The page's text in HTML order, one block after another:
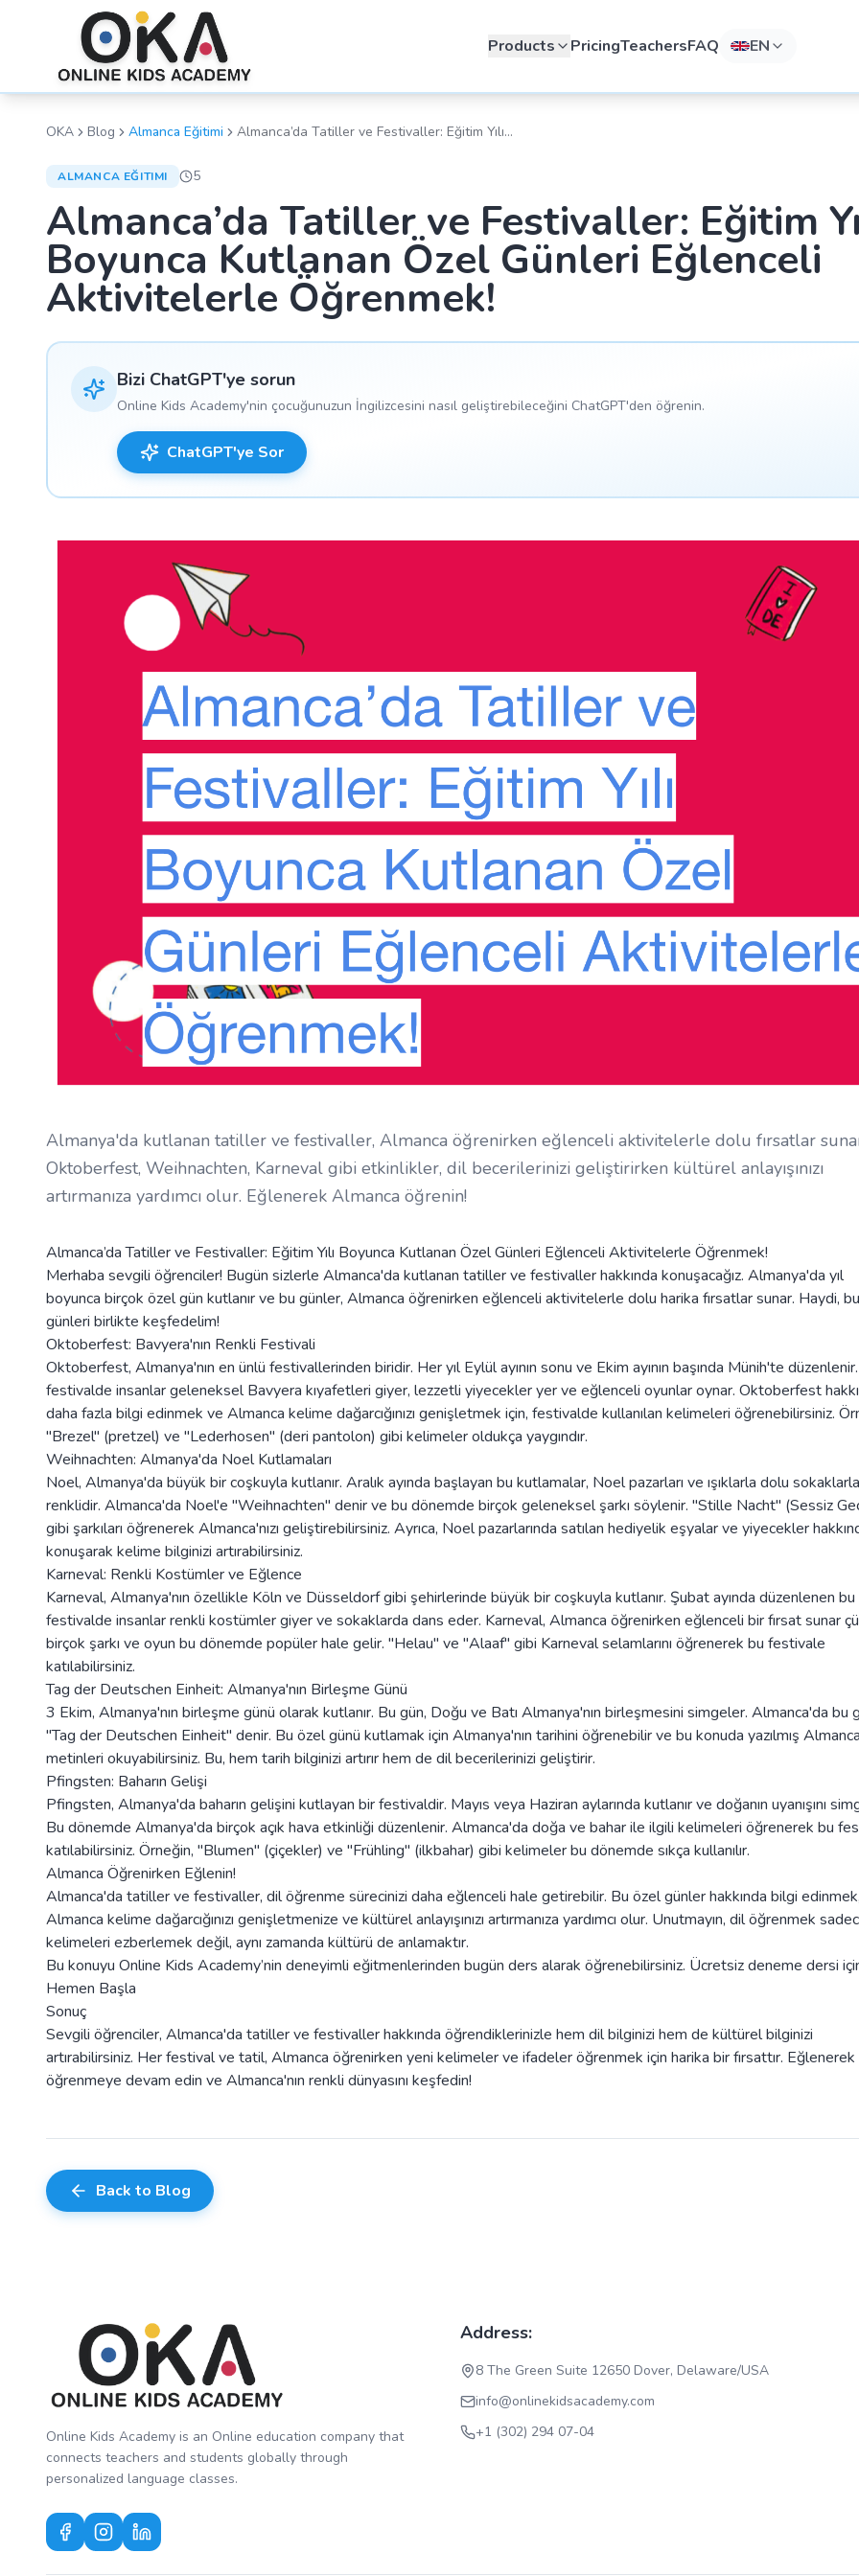
Products PricingTeachersFAQ EN
OKA Blog Almanca Eğitimi
Almanca’da Tatiller ve Festivaller: Eğitim Yılı
ALMANCA EĞITIMI 5
Almanca’da Tatiller ve Festivaller: Eğitim
Boyunca Kutlanan Özel Günleri Eğlenceli
Aktivitelerle Öğrenmek!
Bizi ChatGPT'ye sorun
Online Kids Academy'nin çocuğunuzun İngilizcesini nasıl geliştirebileceğini ChatGPT'den öğrenin.
ChatGPT'ye Sor
Almanya'da kutlanan tatiller ve festivaller, Almanca öğrenirken eğlenceli aktivitelerle dolu fırsatlar
Oktoberfest, Weihnachten, Karneval gibi etkinlikler, dil becerilerinizi geliştirirken kültürel anlayışınızı
artırmanıza yardımcı olur. Eğlenerek Almanca öğrenin!
Almanca’da Tatiller ve Festivaller: Eğitim Yılı Boyunca Kutlanan Özel Günleri Eğlenceli Aktivitelerle Öğrenmek!
Merhaba sevgili öğrenciler! Bugün sizlerle Almanca'da kutlanan tatiller ve festivaller hakkında konuşacağız. Almanya'da yıl
boyunca birçok özel gün kutlanır ve bu günler, Almanca öğrenirken eğlenceli aktivitelerle dolu harika fırsatlar sunar. Haydi,
günleri birlikte keşfedelim!
Oktoberfest: Bavyera'nın Renkli Festivali
Oktoberfest, Almanya'nın en ünlü festivallerinden biridir. Her yıl Eylül ayının sonu ve Ekim ayının başında Münih'te
festivalde insanlar geleneksel Bavyera kıyafetleri giyer, lezzetli yiyecekler yer ve eğlenceli oyunlar oynar. Oktoberfest
daha fazla bilgi edinmek ve Almanca kelime dağarcığınızı genişletmek için, festivalde kullanılan kelimeleri öğrenebilirsiniz.
"Brezel" (pretzel) ve "Lederhosen" (deri pantolon) gibi kelimeler oldukça yaygındır.
Weihnachten: Almanya'da Noel Kutlamaları
Noel, Almanya'da büyük bir coşkuyla kutlanır. Aralık ayında başlayan bu kutlamalar, Noel pazarları ve ışıklarla dolu sokaklarla
renklidir. Almanca'da Noel'e "Weihnachten" denir ve bu dönemde birçok geleneksel şarkı söylenir. "Stille Nacht" (Sessiz
gibi şarkıları öğrenerek Almanca'nızı geliştirebilirsiniz. Ayrıca, Noel pazarlarında satılan hediyelik eşyalar ve yiyecekler
konuşarak kelime bilginizi artırabilirsiniz.
Karneval: Renkli Kostümler ve Eğlence
Karneval, Almanya'nın özellikle Köln ve Düsseldorf gibi şehirlerinde büyük bir coşkuyla kutlanır. Şubat ayında düzenlenen bu
festivalde insanlar renkli kostümler giyer ve sokaklarda dans eder. Karneval, Almanca öğrenirken eğlenceli bir fırsat sunar
birçok şarkı ve oyun bu dönemde popüler hale gelir. "Helau" ve "Alaaf" gibi Karneval selamlarını öğrenerek bu festivale
katılabilirsiniz.
Tag der Deutschen Einheit: Almanya'nın Birleşme Günü
3 Ekim, Almanya'nın birleşme günü olarak kutlanır. Bu gün, Doğu ve Batı Almanya'nın birleşmesini simgeler. Almanca'da bu
"Tag der Deutschen Einheit" denir. Bu özel günü kutlamak için Almanya'nın tarihini öğrenebilir ve bu konuda yazılmış
metinleri okuyabilirsiniz. Bu, hem tarih bilginizi artırır hem de dil becerilerinizi geliştirir.
Pfingsten: Baharın Gelişi
Pfingsten, Almanya'da baharın gelişini kutlayan bir festivaldir. Mayıs veya Haziran aylarında kutlanır ve doğanın uyanışını
Bu dönemde Almanya'da birçok açık hava etkinliği düzenlenir. Almanca'da doğa ve bahar ile ilgili kelimeleri öğrenerek bu
katılabilirsiniz. Örneğin, "Blumen" (çiçekler) ve "Frühling" (ilkbahar) gibi kelimeler bu dönemde sıkça kullanılır.
Almanca Öğrenirken Eğlenin!
Almanca'da tatiller ve festivaller, dil öğrenme sürecinizi daha eğlenceli hale getirebilir. Bu özel günler hakkında bilgi
Almanca kelime dağarcığınızı genişletmenize ve kültürel anlayışınızı artırmanıza yardımcı olur. Unutmayın, dil öğrenmek
kelimeleri ezberlemek değil, aynı zamanda kültürü de anlamaktır.
Bu konuyu Online Kids Academy’nin deneyimli eğitmenlerinden bugün ders alarak öğrenebilirsiniz. Ücretsiz deneme dersi
Hemen Başla
Sonuç
Sevgili öğrenciler, Almanca'da tatiller ve festivaller hakkında öğrendiklerinizle hem dil bilginizi hem de kültürel bilginizi
artırabilirsiniz. Her festival ve tatil, Almanca öğrenirken yeni kelimeler ve ifadeler öğrenmek için harika bir fırsattır. Eğlenerek
öğrenmeye devam edin ve Almanca'nın renkli dünyasını keşfedin!
Back to Blog
Online Kids Academy is an Online education company that
connects teachers and students globally through
personalized language classes.
Address:
8 The Green Suite 12650 Dover, Delaware/USA
info@onlinekidsacademy.com
+1 (302) 294 07-04